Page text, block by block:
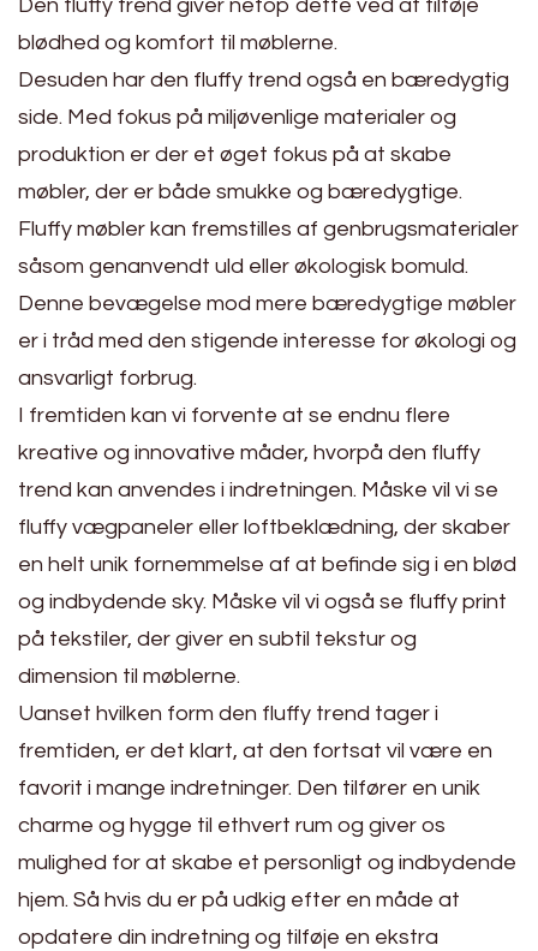
Den fluffy trend giver netop dette ved at tilføje
blødhed og komfort til møblerne.
Desuden har den fluffy trend også en bæredygtig
side. Med fokus på miljøvenlige materialer og
produktion er der et øget fokus på at skabe
møbler, der er både smukke og bæredygtige.
Fluffy møbler kan fremstilles af genbrugsmaterialer
såsom genanvendt uld eller økologisk bomuld.
Denne bevægelse mod mere bæredygtige møbler
er i tråd med den stigende interesse for økologi og
ansvarligt forbrug.
I fremtiden kan vi forvente at se endnu flere
kreative og innovative måder, hvorpå den fluffy
trend kan anvendes i indretningen. Måske vil vi se
fluffy vægpaneler eller loftbeklædning, der skaber
en helt unik fornemmelse af at befinde sig i en blød
og indbydende sky. Måske vil vi også se fluffy print
på tekstiler, der giver en subtil tekstur og
dimension til møblerne.
Uanset hvilken form den fluffy trend tager i
fremtiden, er det klart, at den fortsat vil være en
favorit i mange indretninger. Den tilfører en unik
charme og hygge til ethvert rum og giver os
mulighed for at skabe et personligt og indbydende
hjem. Så hvis du er på udkig efter en måde at
opdatere din indretning og tilføje en ekstra